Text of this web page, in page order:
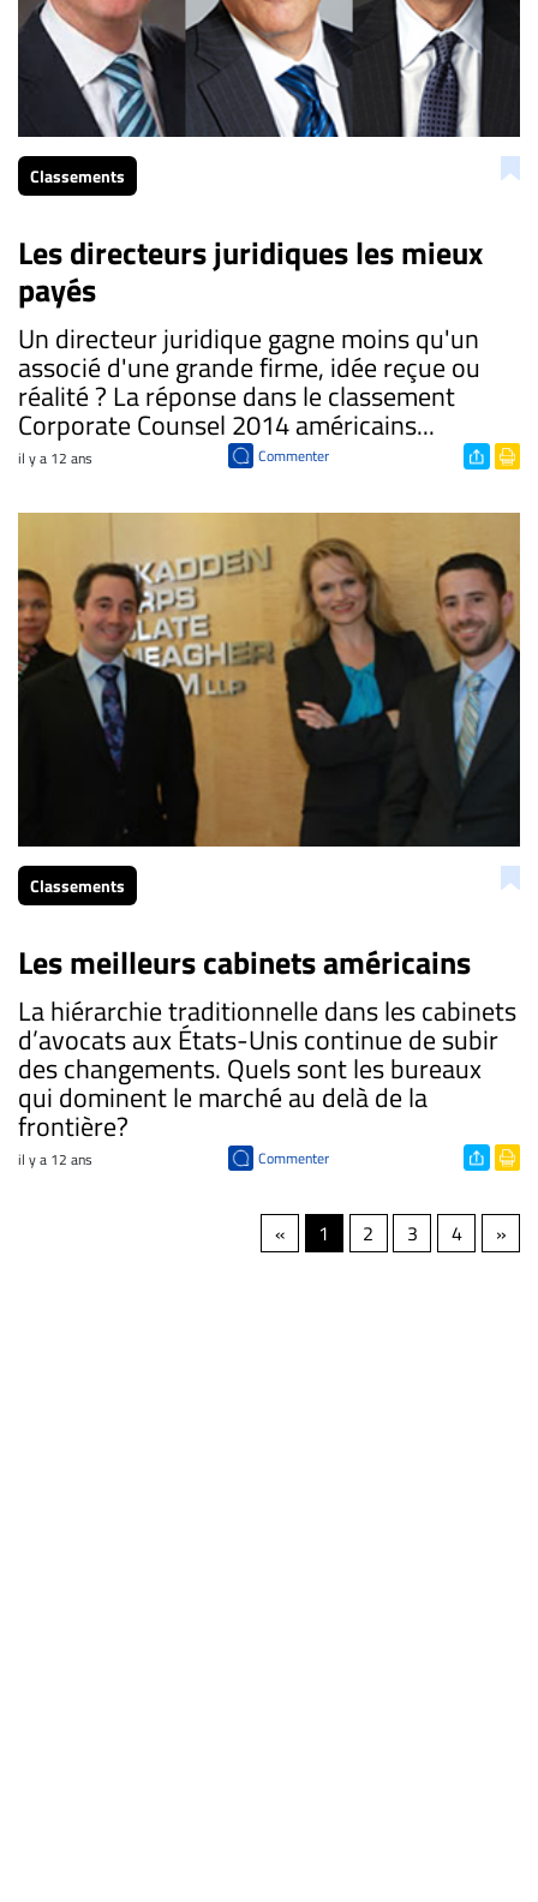
Classements
Les directeurs juridiques les mieux
payés
Un directeur juridique gagne moins qu'un
associé d'une grande firme, idée reçue ou
réalité ? La réponse dans le classement
Corporate Counsel 2014 américains...
il y a 12 ans Commenter
Classements
Les meilleurs cabinets américains
La hiérarchie traditionnelle dans les cabinets
d’avocats aux États-Unis continue de subir
des changements. Quels sont les bureaux
qui dominent le marché au delà de la
frontière?
il y a 12 ans Commenter
« 1 2 3 4 »